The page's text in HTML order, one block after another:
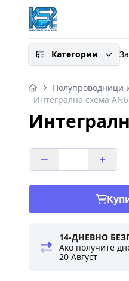
Категории
Полупроводници
Интегрална схема
14-ДНЕВНО
Ако получите
20 Август